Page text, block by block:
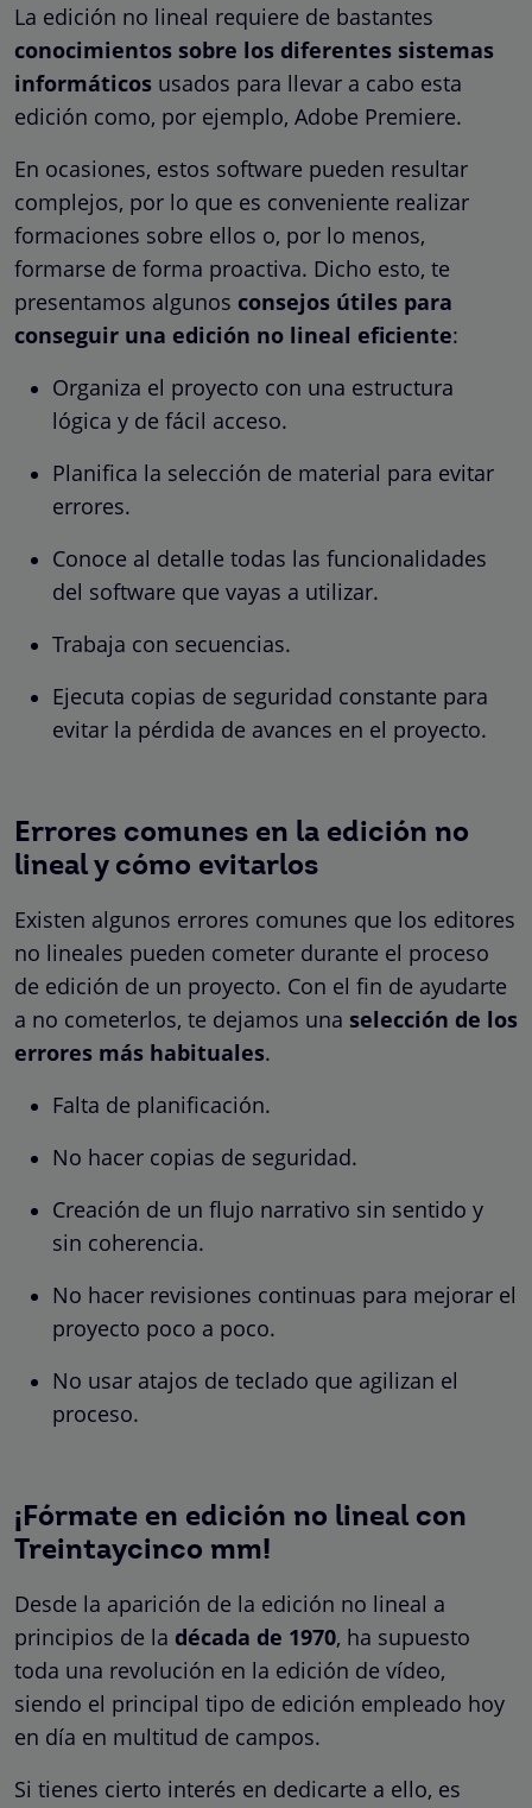
La edición no lineal requiere de bastantes
conocimientos sobre los diferentes sistemas
informáticos usados para llevar a cabo esta
edición como, por ejemplo, Adobe Premiere.
En ocasiones, estos software pueden resultar
complejos, por lo que es conveniente realizar
formaciones sobre ellos o, por lo menos,
formarse de forma proactiva. Dicho esto, te
presentamos algunos consejos útiles para
conseguir una edición no lineal eficiente:
Organiza el proyecto con una estructura
lógica y de fácil acceso.
Planifica la selección de material para evitar
errores.
Conoce al detalle todas las funcionalidades
del software que vayas a utilizar.
Trabaja con secuencias.
Ejecuta copias de seguridad constante para
evitar la pérdida de avances en el proyecto.
Errores comunes en la edición no
lineal y cómo evitarlos
Existen algunos errores comunes que los editores
no lineales pueden cometer durante el proceso
de edición de un proyecto. Con el fin de ayudarte
a no cometerlos, te dejamos una selección de los
errores más habituales.
Falta de planificación.
No hacer copias de seguridad.
Creación de un flujo narrativo sin sentido y
sin coherencia.
No hacer revisiones continuas para mejorar el
proyecto poco a poco.
No usar atajos de teclado que agilizan el
proceso.
¡Fórmate en edición no lineal con
Treintaycinco mm!
Desde la aparición de la edición no lineal a
principios de la década de 1970, ha supuesto
toda una revolución en la edición de vídeo,
siendo el principal tipo de edición empleado hoy
en día en multitud de campos.
Si tienes cierto interés en dedicarte a ello, es